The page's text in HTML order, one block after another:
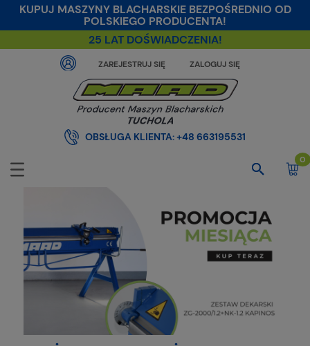
KUPUJ MASZYNY BLACHARSKIE BEZPOŚREDNIO OD
POLSKIEGO PRODUCENTA!
25 LAT DOŚWIADCZENIA!
ZAREJESTRUJ SIĘ ZALOGUJ SIĘ
OBSŁUGA KLIENTA:+48 663195531